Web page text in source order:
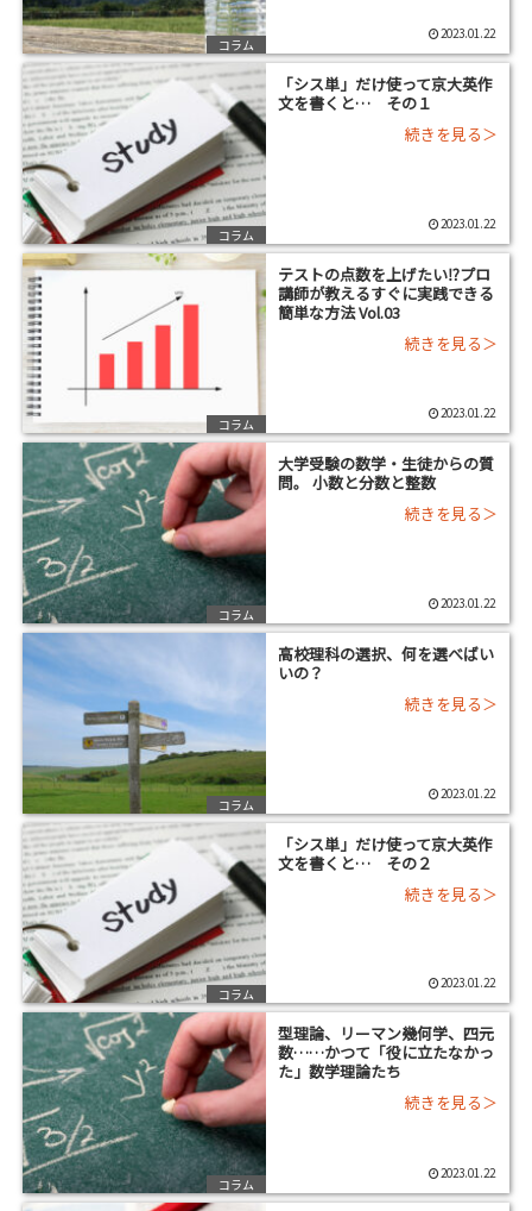
コラム
2023.01.22
コラム
「シス単」だけ使って京大英作
文を書くと… その１
2023.01.22
コラム
テストの点数を上げたい⁉プロ
講師が教えるすぐに実践できる
簡単な方法 Vol.03
2023.01.22
コラム
大学受験の数学・生徒からの質
問。 小数と分数と整数
2023.01.22
コラム
高校理科の選択、何を選べばい
いの？
2023.01.22
コラム
「シス単」だけ使って京大英作
文を書くと… その２
2023.01.22
コラム
型理論、リーマン幾何学、四元
数……かつて「役に立たなかっ
た」数学理論たち
2023.01.22